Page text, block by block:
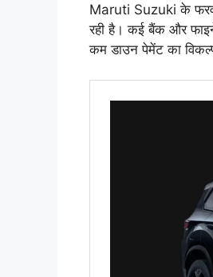
Maruti Suzuki के
रही है। कई बैंक और
कम डाउन पेमेंट का विकल्प